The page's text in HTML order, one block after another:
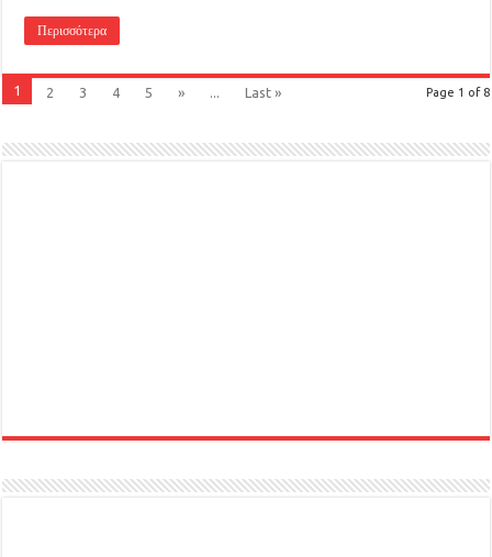
Περισσότερα
Page 1 of 8
1 2 3 4 5 » ... Last »